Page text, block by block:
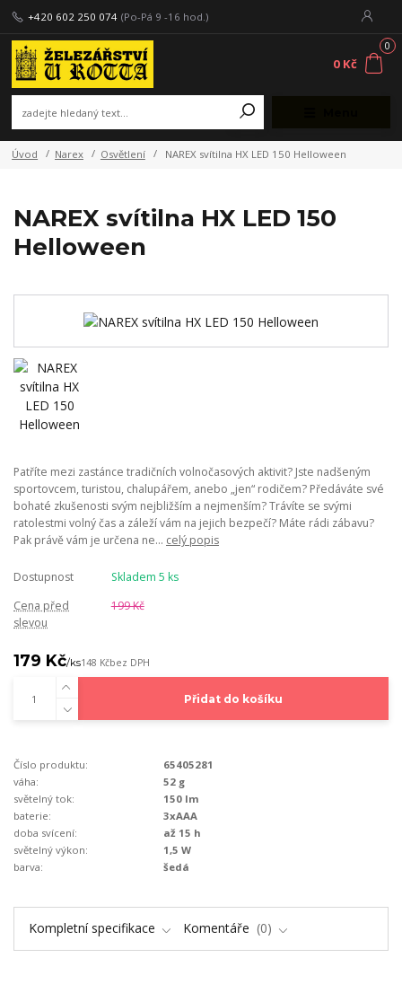
+420 602 250 074 (Po-Pá 9 -16 hod.)
0
0 Kč
Úvod Narex Osvětlení NAREX svítilna HX LED 150 Helloween
NAREX svítilna HX LED 150
Helloween
Patříte mezi zastánce tradičních volnočasových aktivit? Jste nadšeným
sportovcem, turistou, chalupářem, anebo „jen“ rodičem? Předáváte své
bohaté zkušenosti svým nejbližším a nejmenším? Trávíte se svými
ratolestmi volný čas a záleží vám na jejich bezpečí? Máte rádi zábavu?
Pak právě vám je určena ne... celý popis
Dostupnost
Skladem 5 ks
Cena před
slevou
199 Kč
179 Kč/ks148 Kčbez DPH
Přidat do košíku
Číslo produktu:
65405281
váha:
52 g
světelný tok:
150 lm
baterie:
3xAAA
doba svícení:
až 15 h
světelný výkon:
1,5 W
barva:
šedá
Kompletní specifikace Komentáře 0